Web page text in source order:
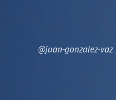
@juan-gonzalez-vaz